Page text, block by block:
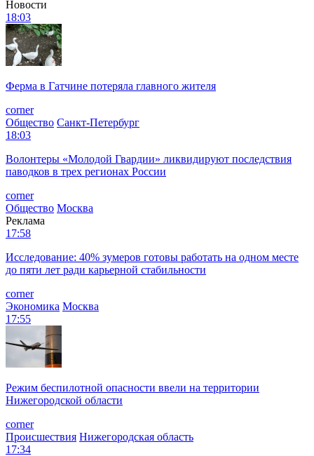
Новости
18:03
Ферма в Гатчине потеряла главного жителя
corner
Общество Санкт-Петербург
18:03
Волонтеры «Молодой Гвардии» ликвидируют последствия
паводков в трех регионах России
corner
Общество Москва
Реклама
17:58
Исследование: 40% зумеров готовы работать на одном месте
до пяти лет ради карьерной стабильности
corner
Экономика Москва
17:55
Режим беспилотной опасности ввели на территории
Нижегородской области
corner
Происшествия Нижегородская область
17:34